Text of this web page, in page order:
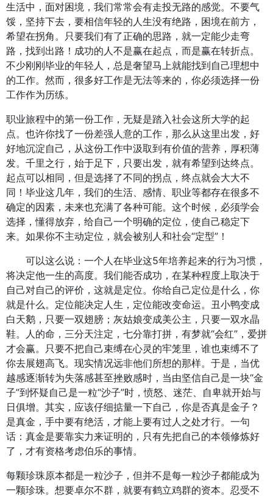
生活中，面对困境，我们常常会有走投无路的感觉。不要气
馁，坚持下去，要相信年轻的人生没有绝路，困境在前方，
希望在拐角。只要我们有了正确的思路，就一定能少走弯
路，找到出路！成功的人不是赢在起点，而是赢在转折点。
不少刚刚毕业的年轻人，总是奢望马上就能找到自己理想中
的工作。然而，很多好工作是无法等来的，你必须选择一份
工作作为历练。
职业旅程中的第一份工作，无疑是踏入社会这所大学的起
点。也许你找了一份差强人意的工作，那么从这里出发，好
好地沉淀自己，从这份工作中汲取到有价值的营养，厚积薄
发。千里之行，始于足下，只要出发，就有希望到达终点。
起点可以相同，但是选择了不同的拐点，终点就会大大不
同！毕业这几年，我们的生活、感情、职业等都存在很多不
确定的因素，未来也充满了各种可能。这个时候，必须学会
选择，懂得放弃，给自己一个明确的定位，使自己稳定下
来。如果你不主动定位，就会被别人和社会“定型”！
可以这么说：一个人在毕业这5年培养起来的行为习惯，
将决定他一生的高度。我们能否成功，在某种程度上取决于
自己对自己的评价，这就是定位。你给自己定位是什么，你
就是什么。定位能决定人生，定位能改变命运。丑小鸭变成
白天鹅，只要一双翅膀；灰姑娘变成美公主，只要一双水晶
鞋。人的命，三分天注定，七分靠打拼，有梦就“会红”，爱拼
才会赢。只要不把自己束缚在心灵的牢笼里，谁也束缚不了
你去展翅高飞。现实情况远非他们所想的那样。于是，当优
越感逐渐转为失落感甚至挫败感时，当由坚信自己是一块“金
子”到怀疑自己是一粒“沙子”时，愤怒、迷茫、自卑就开始与
日俱增。其实，应该仔细掂量一下自己，你是否真是金子？
是真金，手中要有绝活，才能上要有过人之处才行。一句
话：真金是要靠实力来证明的，只有先把自己的本领修炼好
了，才有资格考虑伯乐的事情。
每颗珍珠原本都是一粒沙子，但并不是每一粒沙子都能成为
一颗珍珠。想要卓尔不群，就要有鹤立鸡群的资本。忍受不